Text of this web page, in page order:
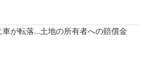
車が転落…土地の所有者への賠償金